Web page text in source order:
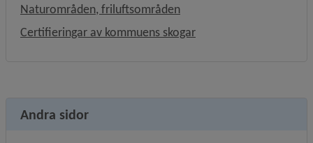
Naturområden, friluftsområden
Certifieringar av kommuens skogar
Andra sidor